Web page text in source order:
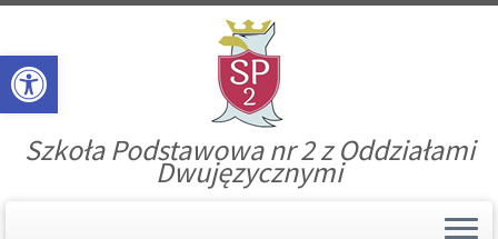
Open toolbar
Szkoła Podstawowa nr 2 z Oddziałami
Dwujęzycznymi